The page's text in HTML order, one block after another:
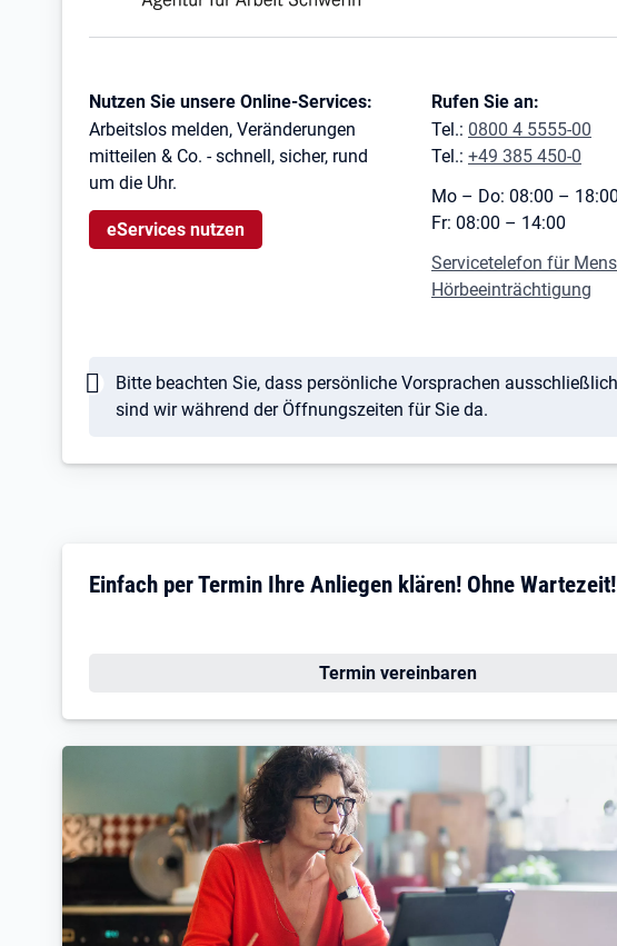
Kontaktinformationen
Nutzen Sie unsere Online-Services:
Arbeitslos melden, Veränderungen
mitteilen & Co. - schnell, sicher, rund
um die Uhr.
eServices nutzen
Rufen Sie an:
Tel.: 0800 4 5555-00
Tel.: +49 385 450-0
Mo – Do: 08:00 – 18:00
Fr: 08:00 – 14:00
Servicetelefon für
Hörbeeinträchtigung
Bitte beachten Sie, dass persönliche Vorsprachen
sind wir während der Öffnungszeiten für Sie da.
Einfach per Termin Ihre Anliegen klären! Ohne Wartezeit!
Termin vereinbaren